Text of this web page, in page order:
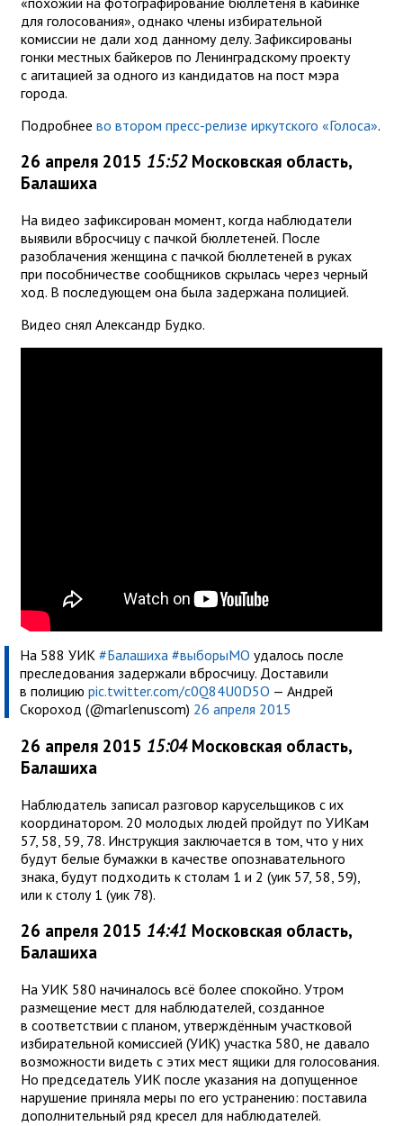
для голосования», однако члены избирательной
комиссии не дали ход данному делу. Зафиксированы
гонки местных байкеров по Ленинградскому проекту
с агитацией за одного из кандидатов на пост мэра
города.
Подробнее во втором пресс-релизе иркутского «Голоса».
26 апреля 2015 15:52Московская область,
Балашиха
На видео зафиксирован момент, когда наблюдатели
выявили вбросчицу с пачкой бюллетеней. После
разоблачения женщина с пачкой бюллетеней в руках
при пособничестве сообщников скрылась через черный
ход. В последующем она была задержана полицией.
Видео снял Александр Будко.
На 588 УИК #Балашиха #выборыМО удалось после
преследования задержали вбросчицу. Доставили
в полицию pic.twitter.com/c0Q84U0D5O — Андрей
Скороход (@marlenuscom) 26 апреля 2015
26 апреля 2015 15:04Московская область,
Балашиха
Наблюдатель записал разговор карусельщиков с их
координатором. 20 молодых людей пройдут по УИКам
57, 58, 59, 78. Инструкция заключается в том, что у них
будут белые бумажки в качестве опознавательного
знака, будут подходить к столам 1 и 2 (уик 57, 58, 59),
или к столу 1 (уик 78).
26 апреля 2015 14:41 Московская область,
Балашиха
На УИК 580 начиналось всё более спокойно. Утром
размещение мест для наблюдателей, созданное
в соответствии с планом, утверждённым участковой
избирательной комиссией (УИК) участка 580, не давало
возможности видеть с этих мест ящики для голосования.
Но председатель УИК после указания на допущенное
нарушение приняла меры по его устранению: поставила
дополнительный ряд кресел для наблюдателей.